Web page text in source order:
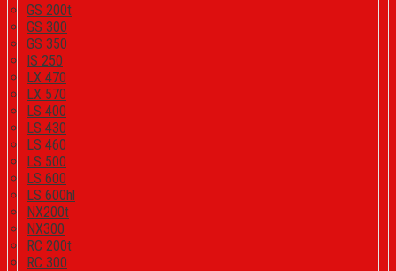
GS 200t
GS 300
GS 350
IS 250
LX 470
LX 570
LS 400
LS 430
LS 460
LS 500
LS 600
LS 600hl
NX200t
NX300
RC 200t
RC 300